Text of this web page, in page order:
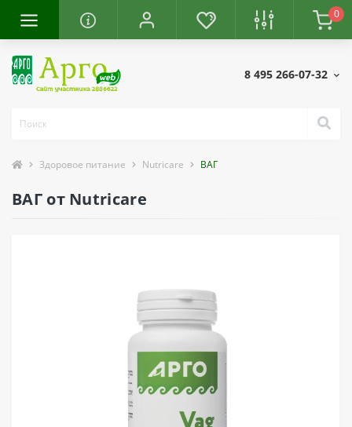
0
8 495 266-07-32
Здоровое питание Nutricare ВАГ
ВАГ от Nutricare